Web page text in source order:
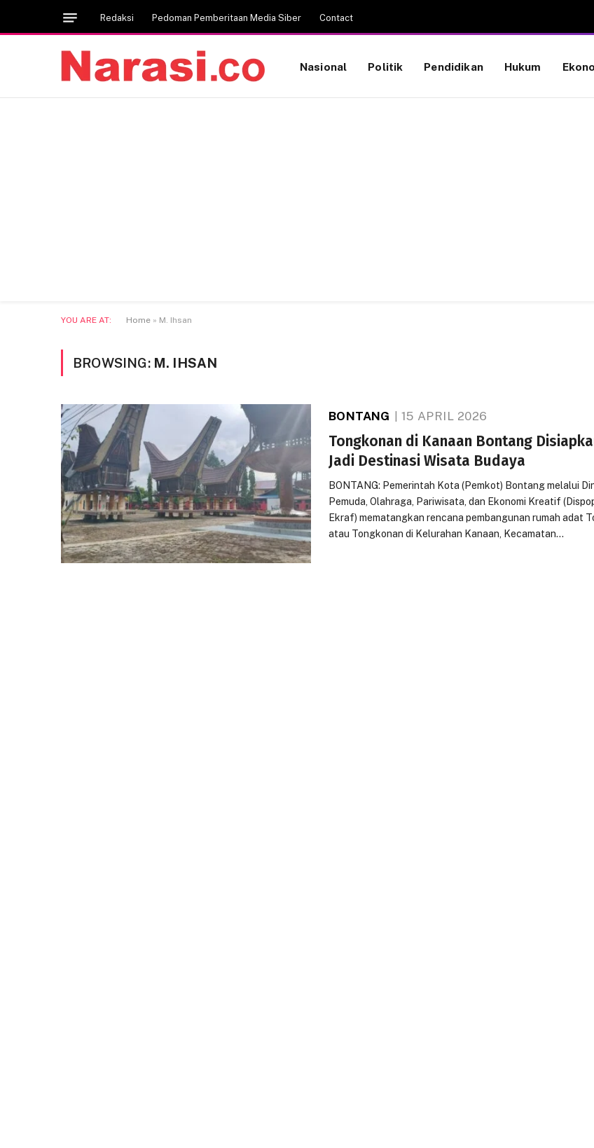
Redaksi Pedoman Pemberitaan Media Siber Contact
Nasional Politik Pendidikan Hukum
YOU ARE AT: Home » M. Ihsan
BROWSING: M. IHSAN
BONTANG 15 APRIL 2026
Tongkonan di Kanaan Bontang
Jadi Destinasi Wisata Budaya
BONTANG: Pemerintah Kota (Pemkot) Bontang melalui
Pemuda, Olahraga, Pariwisata, dan Ekonomi Kreatif
Ekraf) mematangkan rencana pembangunan rumah adat
atau Tongkonan di Kelurahan Kanaan, Kecamatan…